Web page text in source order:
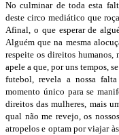
No culminar de toda esta
deste circo mediático que
Afinal, o que esperar de
Alguém que na mesma
respeite os direitos humanos,
apele a que, por uns tempos,
futebol, revela a nossa
momento único para se
direitos das mulheres, mais
qual não me revejo, os
atropelos e optam por viajar